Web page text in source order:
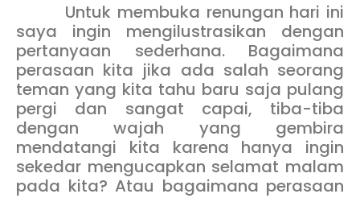
Untuk membuka renungan hari ini
saya ingin mengilustrasikan dengan
pertanyaan sederhana. Bagaimana
perasaan kita jika ada salah seorang
teman yang kita tahu baru saja pulang
pergi dan sangat capai, tiba-tiba
dengan wajah yang gembira
mendatangi kita karena hanya ingin
sekedar mengucapkan selamat malam
pada kita? Atau bagaimana perasaan